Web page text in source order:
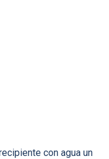
con agua un